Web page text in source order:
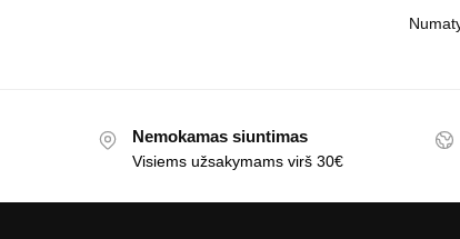
Nemokamas siuntimas
Visiems užsakymams virš 30€